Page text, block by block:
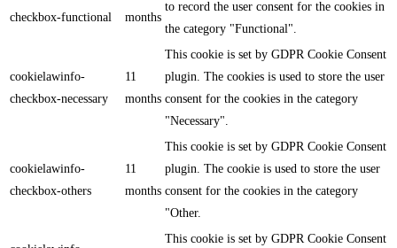
checkbox-functional
months
to record the user consent for the cookies in
the category "Functional".
cookielawinfo-
checkbox-necessary
11
months
This cookie is set by GDPR Cookie Consent
plugin. The cookies is used to store the user
consent for the cookies in the category
"Necessary".
cookielawinfo-
checkbox-others
11
months
This cookie is set by GDPR Cookie Consent
plugin. The cookie is used to store the user
consent for the cookies in the category
"Other.
This cookie is set by GDPR Cookie Consent